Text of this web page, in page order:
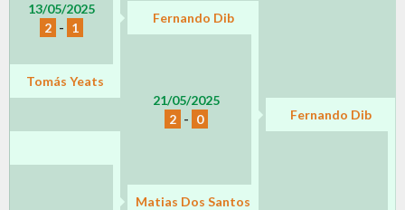
13/05/2025
2 - 1
Fernando Dib
21/05/2025
2 - 0
Tomás Yeats
Fernando Dib
Matias Dos Santos